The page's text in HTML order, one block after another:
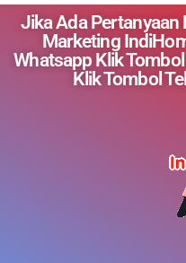
Jika Ada Pertanyaan
Marketing
Whatsapp Klik
Klik Tombol